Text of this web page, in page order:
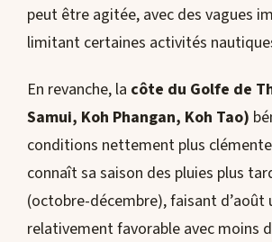
peut être agitée, avec des vagues
limitant certaines activités
En revanche, la côte du Golfe de
Samui, Koh Phangan, Koh Tao)
conditions nettement plus
connaît sa saison des pluies plus
(octobre-décembre), faisant d’août
relativement favorable avec moins